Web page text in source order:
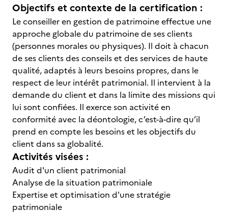
Objectifs et contexte de la certification :
Le conseiller en gestion de patrimoine effectue une
approche globale du patrimoine de ses clients
(personnes morales ou physiques). Il doit à chacun
de ses clients des conseils et des services de haute
qualité, adaptés à leurs besoins propres, dans le
respect de leur intérêt patrimonial. Il intervient à la
demande du client et dans la limite des missions qui
lui sont confiées. Il exerce son activité en
conformité avec la déontologie, c’est-à-dire qu’il
prend en compte les besoins et les objectifs du
client dans sa globalité.
Activités visées :
Audit d'un client patrimonial
Analyse de la situation patrimoniale
Expertise et optimisation d'une stratégie
patrimoniale